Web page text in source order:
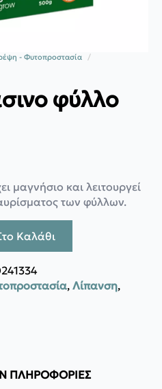
- Φυτοπροστασία
φύλλο
μαγνήσιο και λειτουργεί
των φύλλων.
Καλάθι
, Λίπανση,
ΠΛΗΡΟΦΟΡΊΕΣ